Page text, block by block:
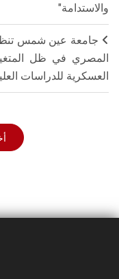
والاستدامة"
جامعة عين شمس تنظم
المصري في ظل
العسكرية للدراسات